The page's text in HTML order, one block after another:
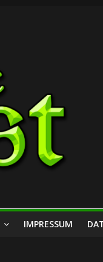
IMPRESSUM